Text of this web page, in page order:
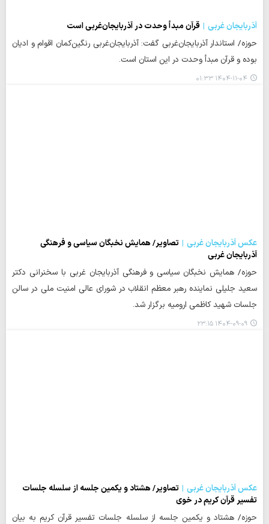
آذربایجان غربی
قرآن مبدأ وحدت در آذربایجان‌غربی است
حوزه/ استاندار آذربایجان‌غربی گفت: آذربایجان‌غربی رنگین‌کمان اقوام و ادیان
بوده و قرآن مبدأ وحدت در این استان است.
۱۴۰۴-۱۱-۰۴ ۰۱:۳۳
عکس آذربایجان غربی
تصاویر/ همایش نخبگان سیاسی و فرهنگی
آذربایجان غربی
حوزه/ همایش نخبگان سیاسی و فرهنگی آذربایجان غربی با سخنرانی دکتر
سعید جلیلی نماینده رهبر معظم انقلاب در شورای عالی امنیت ملی در سالن
جلسات شهید کاظمی ارومیه برگزار شد.
۱۴۰۴-۰۹-۰۹ ۲۳:۱۵
عکس آذربایجان غربی
تصاویر/ هشتاد و یکمین جلسه از سلسله جلسات
تفسیر قرآن کریم در خوی
حوزه/ هشتاد و یکمین جلسه از سلسله جلسات تفسیر قرآن کریم به بیان